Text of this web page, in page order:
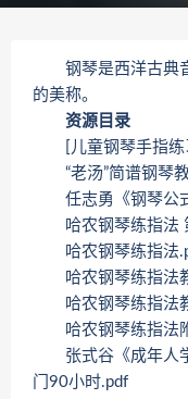
钢琴是西洋古典音
的美称。
资源目录
[儿童钢琴手指练
“老汤”简谱钢琴
任志勇《钢琴公
哈农钢琴练指法
哈农钢琴练指法
哈农钢琴练指法
哈农钢琴练指法
哈农钢琴练指法
张式谷《成年人学
门90小时.pdf